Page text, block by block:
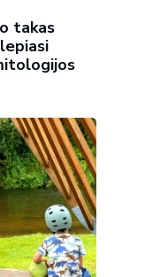
takas